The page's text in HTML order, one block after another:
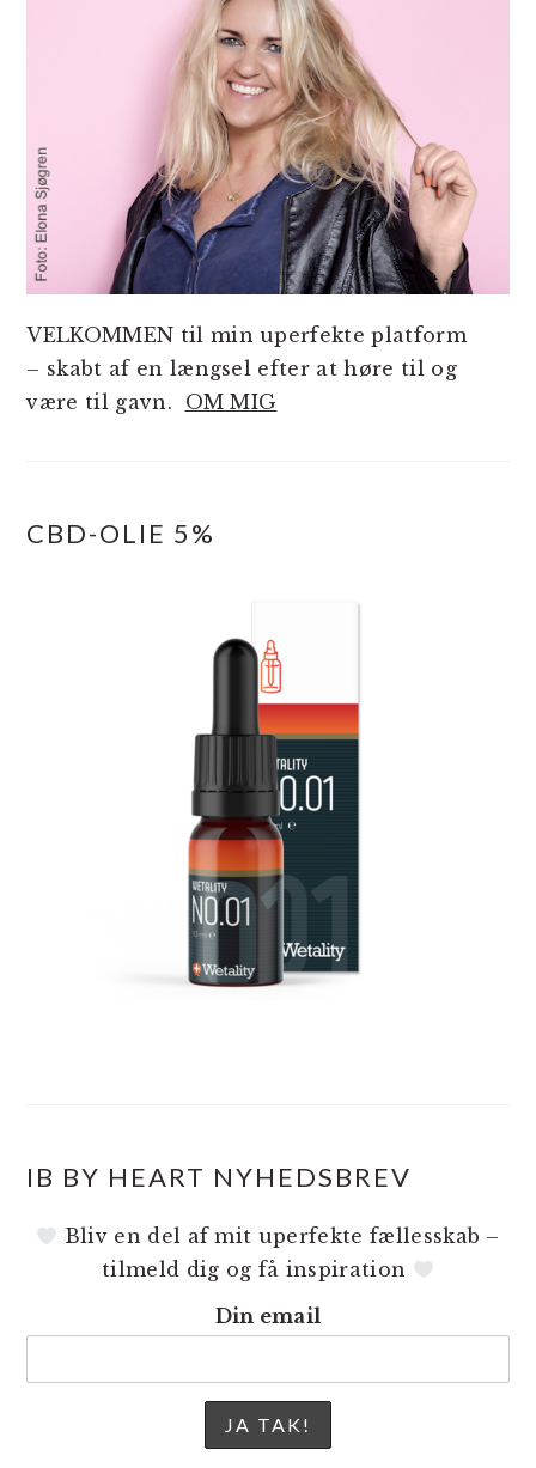
VELKOMMEN til min uperfekte platform
– skabt af en længsel efter at høre til og
være til gavn. OM MIG
CBD-OLIE 5%
IB BY HEART NYHEDSBREV
Bliv en del af mit uperfekte fællesskab –
tilmeld dig og få inspiration
Din email